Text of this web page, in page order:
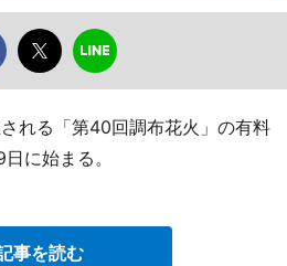
れる「第40回調布花火」の有料
に始まる。
事を読む